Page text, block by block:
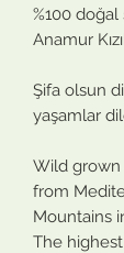
%100 doğal
Anamur
Şifa olsun
yaşamlar
Wild grown
from
Mountains
The